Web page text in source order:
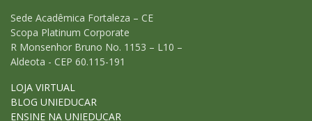
Sede Acadêmica Fortaleza – CE
Scopa Platinum Corporate
R Monsenhor Bruno No. 1153 – L10 –
Aldeota - CEP 60.115-191
LOJA VIRTUAL
BLOG UNIEDUCAR
ENSINE NA UNIEDUCAR